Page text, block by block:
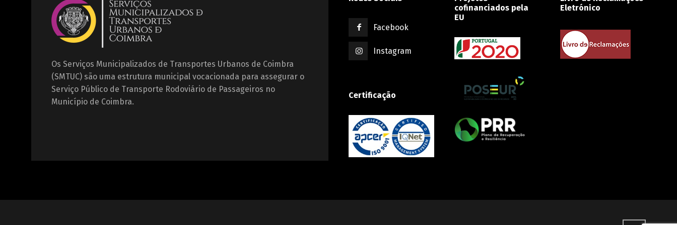
Os Serviços Municipalizados de Transportes Urbanos de Coimbra
(SMTUC) são uma estrutura municipal vocacionada para assegurar o
Serviço Público de Transporte Rodoviário de Passageiros no
Município de Coimbra.
Facebook
Instagram
Certificação
cofinanciados pela
EU
Eletrónico